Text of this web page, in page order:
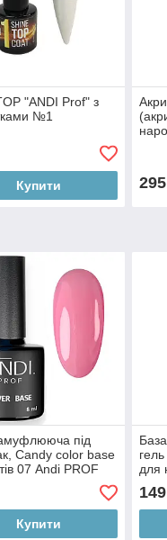
"ANDI Prof" з
№1
Купити 295
під
Candy color base
07 Andi PROF
Купити
для
149